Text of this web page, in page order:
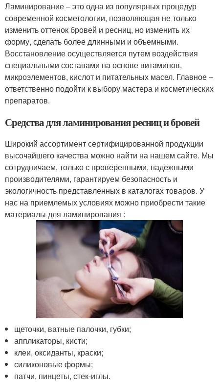
Ламинирование – это одна из популярных процедур
современной косметологии, позволяющая не только
изменить оттенок бровей и ресниц, но изменить их
форму, сделать более длинными и объемными.
Восстановление осуществляется путем воздействия
специальными составами на основе витаминов,
микроэлементов, кислот и питательных масел. Главное –
ответственно подойти к выбору мастера и косметических
препаратов.
Средства для ламинирования ресниц и бровей
Широкий ассортимент сертифицированной продукции
высочайшего качества можно найти на нашем сайте. Мы
сотрудничаем, только с проверенными, надежными
производителями, гарантируем безопасность и
экологичность представленных в каталогах товаров. У
нас на приемлемых условиях можно приобрести такие
материалы для ламинирования :
щеточки, ватные палочки, губки;
аппликаторы, кисти;
клеи, оксиданты, краски;
силиконовые формы;
патчи, пинцеты, стек-иглы.